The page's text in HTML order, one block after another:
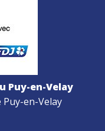
Puy-en-Velay
Puy-en-Velay